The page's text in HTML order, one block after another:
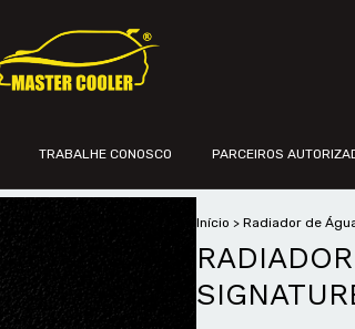
TRABALHE CONOSCO PARCEIROS
Início > Radiador de